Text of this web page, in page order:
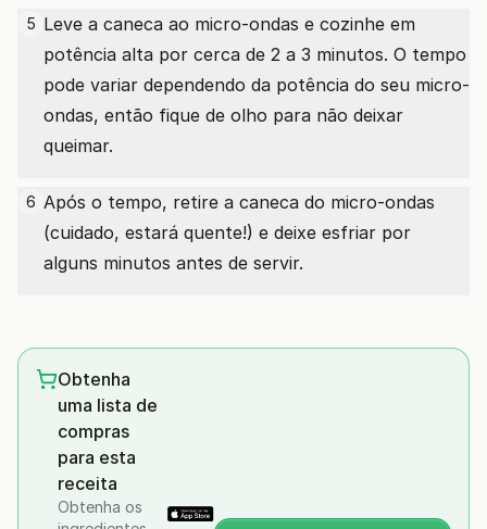
5 Leve a caneca ao micro-ondas e cozinhe em
potência alta por cerca de 2 a 3 minutos. O tempo
pode variar dependendo da potência do seu micro-
ondas, então fique de olho para não deixar
queimar.
6 Após o tempo, retire a caneca do micro-ondas
(cuidado, estará quente!) e deixe esfriar por
alguns minutos antes de servir.
Obtenha
uma lista de
compras
para esta
receita
Obtenha os